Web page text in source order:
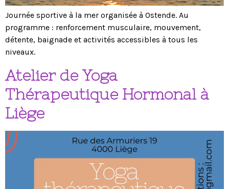
Journée sportive à la mer organisée à Ostende. Au
programme : renforcement musculaire, mouvement,
détente, baignade et activités accessibles à tous les
niveaux.
Atelier de Yoga
Thérapeutique Hormonal à
Liège